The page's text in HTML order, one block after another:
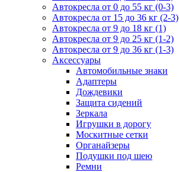
Автокресла от 0 до 55 кг (0-3)
Автокресла от 15 до 36 кг (2-3)
Автокресла от 9 до 18 кг (1)
Автокресла от 9 до 25 кг (1-2)
Автокресла от 9 до 36 кг (1-3)
Аксессуары
Автомобильные знаки
Адаптеры
Дождевики
Защита сидений
Зеркала
Игрушки в дорогу
Москитные сетки
Органайзеры
Подушки под шею
Ремни